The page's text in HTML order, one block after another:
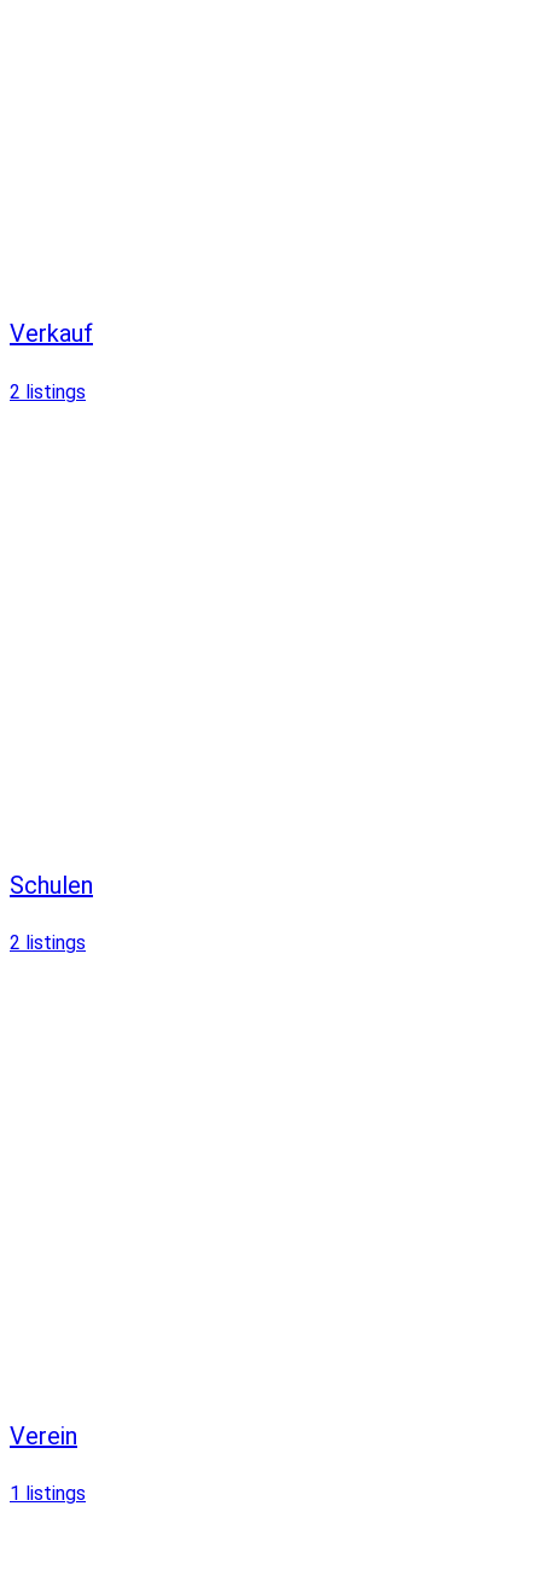
Verkauf
2 listings
Schulen
2 listings
Verein
1 listings